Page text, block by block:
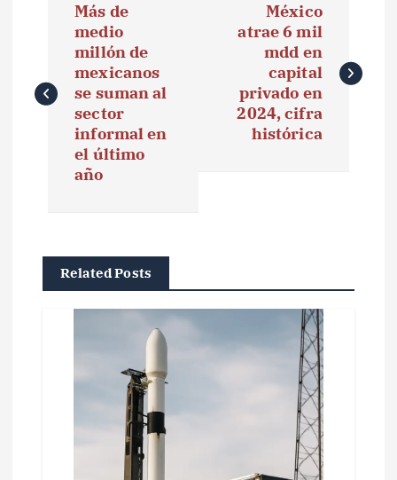
e
Más de
medio
millón de
mexicanos
se suman al
sector
informal en
el último
año
México
atrae 6 mil
mdd en
capital
privado en
2024, cifra
histórica
Related Posts